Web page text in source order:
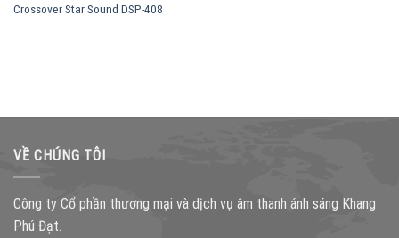
Crossover Star Sound DSP-408
VỀ CHÚNG TÔI
Công ty Cổ phần thương mại và dịch vụ âm thanh ánh sáng Khang
Phú Đạt.